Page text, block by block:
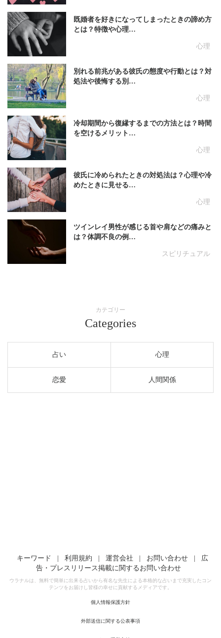
心理
既婚者を好きになってしまったときの諦め方
とは？特徴や心理…
心理
別れる前兆がある彼氏の態度や行動とは？対
処法や後悔する別…
心理
冷却期間から復縁するまでの方法とは？時間
を空けるメリット…
心理
彼氏に冷められたときの対処法は？心理や冷
めたときに見せる…
スピリチュアル
ツインレイ男性が感じる首や肩などの痛みと
は？体調不良の例…
カテゴリー
Categories
占い 心理
恋愛 人間関係
キーワード 利用規約 運営会社 お問い合わせ
広
告・プレスリリース掲載に関するお問い合わせ
ウラナルは、無料で簡単に出来る占いから有名な先生による本格的な占いまで充実したコン
テンツをお届けし皆様の幸せに貢献するメディアです。
個人情報保護方針
外部送信に関する公表事項